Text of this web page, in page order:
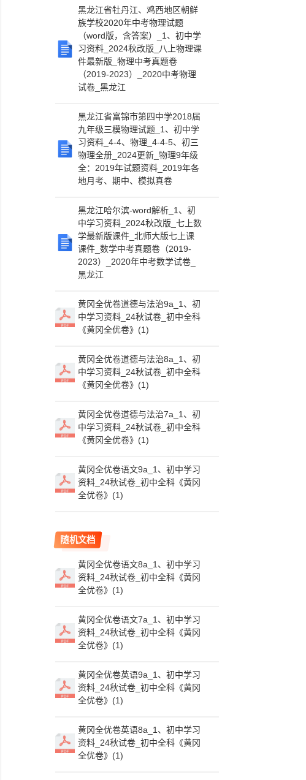
黑龙江省牡丹江、鸡西地区朝鲜
族学校2020年中考物理试题
（word版，含答案）_1、初中学
习资料_2024秋改版_八上物理课
件最新版_物理中考真题卷
（2019-2023）_2020中考物理
试卷_黑龙江
黑龙江省富锦市第四中学2018届
九年级三模物理试题_1、初中学
习资料_4-4、物理_4-4-5、初三
物理全册_2024更新_物理9年级
全：2019年试题资料_2019年各
地月考、期中、模拟真卷
黑龙江哈尔滨-word解析_1、初
中学习资料_2024秋改版_七上数
学最新版课件_北师大版七上课
课件_数学中考真题卷（2019-
2023）_2020年中考数学试卷_
黑龙江
黄冈全优卷道德与法治9a_1、初
中学习资料_24秋试卷_初中全科
《黄冈全优卷》(1)
黄冈全优卷道德与法治8a_1、初
中学习资料_24秋试卷_初中全科
《黄冈全优卷》(1)
黄冈全优卷道德与法治7a_1、初
中学习资料_24秋试卷_初中全科
《黄冈全优卷》(1)
黄冈全优卷语文9a_1、初中学习
资料_24秋试卷_初中全科《黄冈
全优卷》(1)
随机文档
黄冈全优卷语文8a_1、初中学习
资料_24秋试卷_初中全科《黄冈
全优卷》(1)
黄冈全优卷语文7a_1、初中学习
资料_24秋试卷_初中全科《黄冈
全优卷》(1)
黄冈全优卷英语9a_1、初中学习
资料_24秋试卷_初中全科《黄冈
全优卷》(1)
黄冈全优卷英语8a_1、初中学习
资料_24秋试卷_初中全科《黄冈
全优卷》(1)